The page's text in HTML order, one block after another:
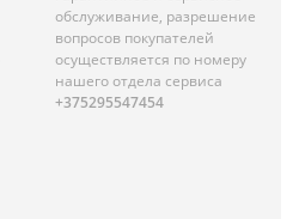
обслуживание, разрешение
вопросов покупателей
осуществляется по номеру
нашего отдела сервиса
+375295547454